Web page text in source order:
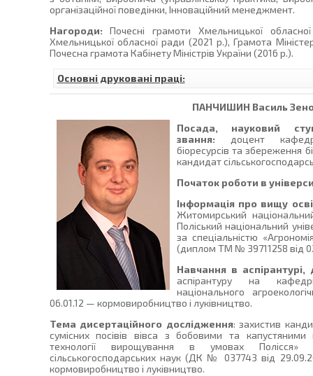
організаційної поведінки, Інноваційний менеджмент.
Нагороди: Почесні грамоти Хмельницької
Хмельницької обласної ради (2021 р.), Грамота
Почесна грамота Кабінету Міністрів України (2016 р.).
Основні друковані праці:
ПАНЧИШИН Василь
Посада, науковий
звання: доцент
біоресурсів та збереження
кандидат
Початок роботи в
Інформація про вищу
Житомирський
Поліський національний
за спеціальністю
(диплом ТМ № 39711258 від
Навчання в аспірантурі,
аспірантуру на
національного
06.01.12 — кормовиробництво і луківництво.
Тема дисертаційного дослідження: захистив
сумісних посівів вівса з бобовими та
технології вирощування в умовах
сільськогосподарських наук (ДК № 037743 від
кормовиробництво і луківництво.